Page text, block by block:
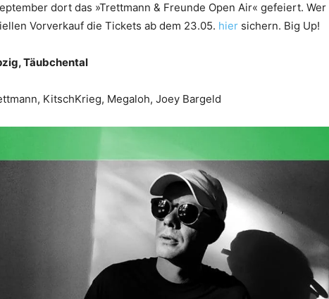
dort das »Trettmann & Freunde Open Air« gefeiert.
Vorverkauf die Tickets ab dem 23.05. hier sichern. Big Up!
Täubchental
KitschKrieg, Megaloh, Joey Bargeld